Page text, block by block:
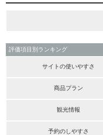
評価項目別ランキング
サイトの使いやすさ
商品プラン
観光情報
予約のしやすさ